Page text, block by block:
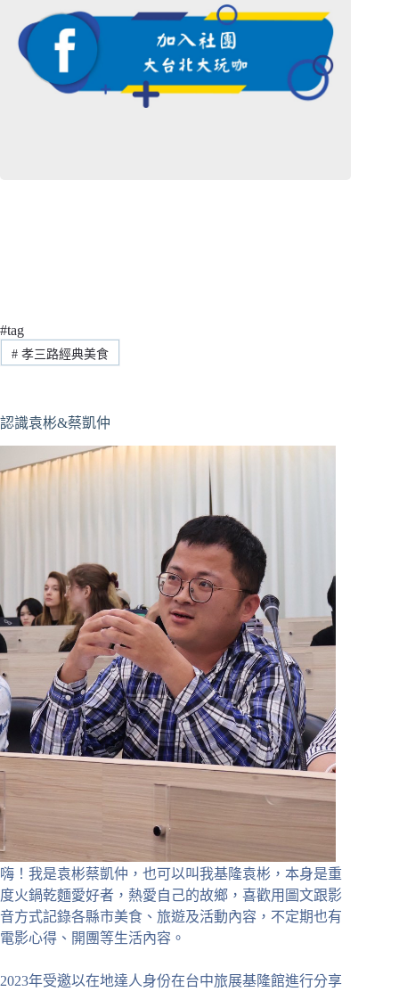
#tag
#孝三路經典美食
認識袁彬&蔡凱仲
嗨！我是袁彬蔡凱仲，也可以叫我基隆袁彬，本身是重
度火鍋乾麵愛好者，熱愛自己的故鄉，喜歡用圖文跟影
音方式記錄各縣市美食、旅遊及活動內容，不定期也有
電影心得、開團等生活內容。
2023年受邀以在地達人身份在台中旅展基隆館進行分享